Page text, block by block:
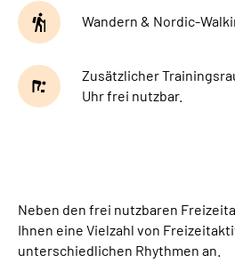
Wandern & Nordic-
Zusätzlicher
Uhr frei nutzbar.
Neben den frei nutzbaren
Ihnen eine Vielzahl von
unterschiedlichen Rhythmen an.